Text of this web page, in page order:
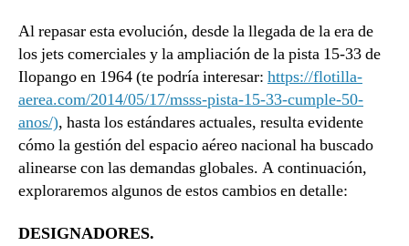
Al repasar esta evolución, desde la llegada de la era de
los jets comerciales y la ampliación de la pista 15-33 de
Ilopango en 1964 (te podría interesar: https://flotilla-
aerea.com/2014/05/17/msss-pista-15-33-cumple-50-
anos/), hasta los estándares actuales, resulta evidente
cómo la gestión del espacio aéreo nacional ha buscado
alinearse con las demandas globales. A continuación,
exploraremos algunos de estos cambios en detalle:
DESIGNADORES.